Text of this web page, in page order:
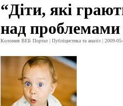
“Діти, які
над проблемами
Коломия ВЕБ Портал | Публіцистика та аналіз | 2009-